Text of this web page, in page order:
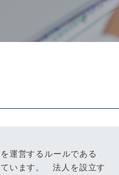
運営するルールである
ています。 法人を設立す